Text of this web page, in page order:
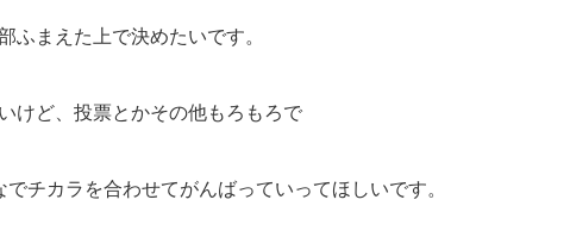
ふまえた上で決めたいです。
けど、投票とかその他もろもろで
チカラを合わせてがんばっていってほしいです。